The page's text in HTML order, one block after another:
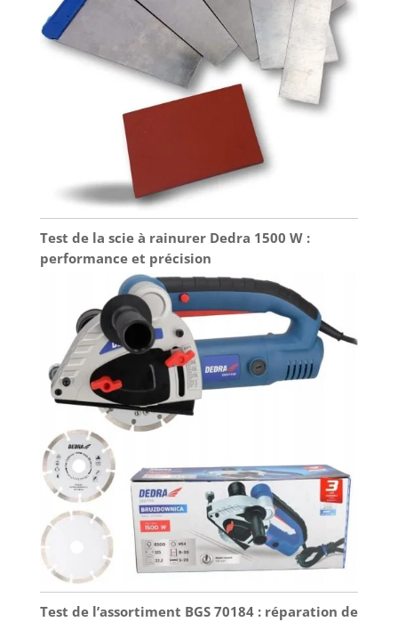
Test de la scie à rainurer Dedra 1500 W :
performance et précision
Test de l’assortiment BGS 70184 : réparation de